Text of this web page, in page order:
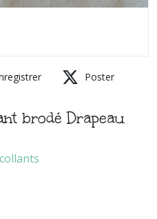
Poster
brodé Drapeau